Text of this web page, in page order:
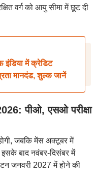
वर्ग को आयु सीमा में छूट दी
में क्रेडिट
मानदंड, शुल्क जानें
पीओ, एसओ परीक्षा
जबकि मेंस अक्टूबर में
इसके बाद नवंबर-दिसंबर में
जनवरी 2027 में होने की